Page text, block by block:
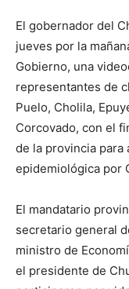
El gobernador del
jueves por la
Gobierno, una
representantes de
Puelo, Cholila,
Corcovado, con el
de la provincia para
epidemiológica por
El mandatario
secretario general
ministro de
el presidente de